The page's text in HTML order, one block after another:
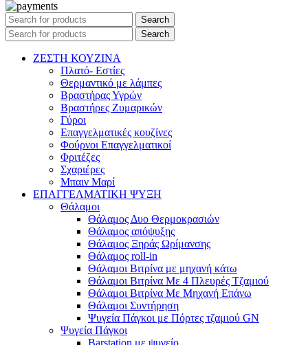
Search
Search
ΖΕΣΤΗ ΚΟΥΖΙΝΑ
Πλατό- Εστίες
Θερμαντικό με λάμπες
Βραστήρας Υγρών
Βραστήρες Ζυμαρικών
Γύροι
Επαγγελματικές κουζίνες
Φούρνοι Επαγγελματικοί
Φριτέζες
Σχαριέρες
Μπαιν Μαρί
ΕΠΑΓΓΕΛΜΑΤΙΚΗ ΨΥΞΗ
Θάλαμοι
Θάλαμος Δυο Θερμοκρασιών
Θάλαμος απόψυξης
Θάλαμος Ξηράς Ωρίμανσης
Θάλαμος roll-in
Θάλαμοι Βιτρίνα με μηχανή κάτω
Θάλαμοι Βιτρίνα Με 4 Πλευρές Τζαμιού
Θάλαμοι Βιτρίνα Με Μηχανή Επάνω
Θάλαμοι Συντήρηση
Ψυγεία Πάγκοι με Πόρτες τζαμιού GN
Ψυγεία Πάγκοι
Barstation με ψυγείο